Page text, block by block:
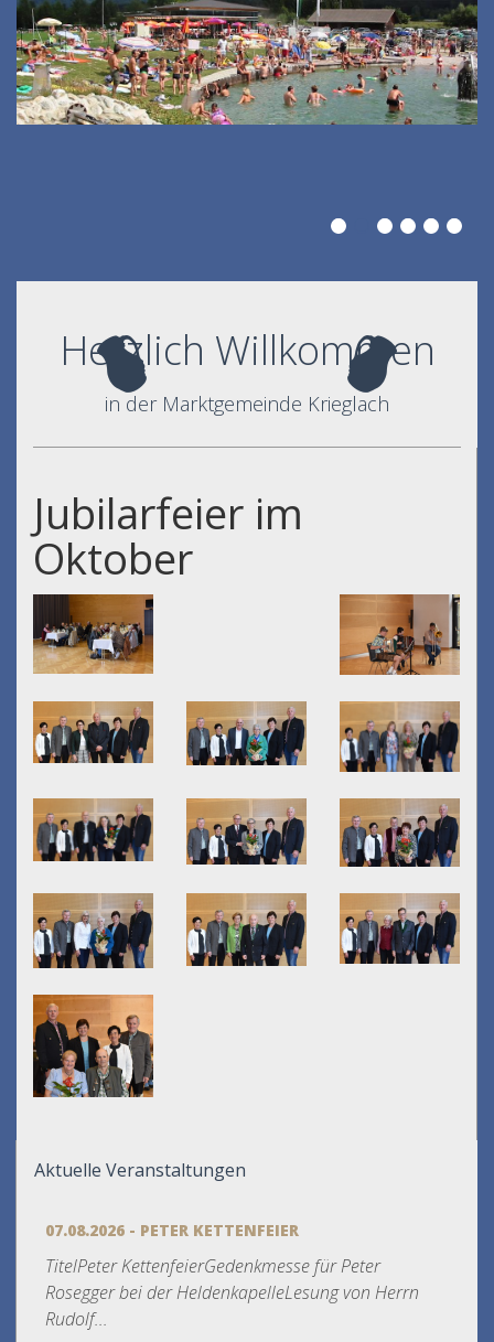
Herzlich Willkommen
in der Marktgemeinde Krieglach
Jubilarfeier im
Oktober
Aktuelle Veranstaltungen
07.08.2026 - PETER KETTENFEIER
TitelPeter KettenfeierGedenkmesse für Peter
Rosegger bei der HeldenkapelleLesung von Herrn
Rudolf...